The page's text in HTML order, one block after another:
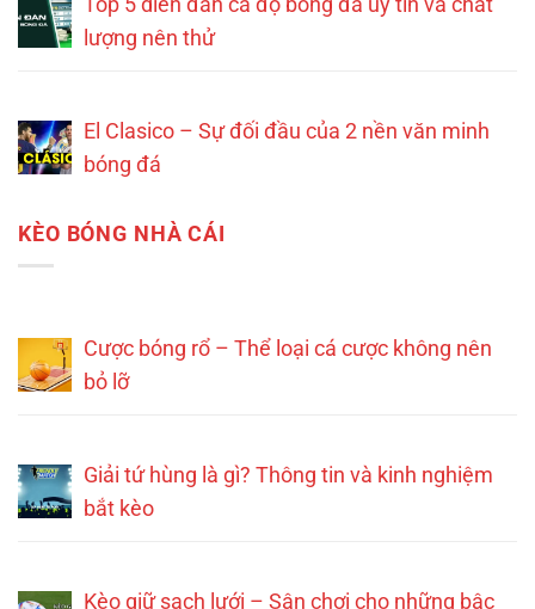
Top 5 diễn đàn cá độ bóng đá uy tín và chất
lượng nên thử
El Clasico – Sự đối đầu của 2 nền văn minh
bóng đá
KÈO BÓNG NHÀ CÁI
Cược bóng rổ – Thể loại cá cược không nên
bỏ lỡ
Giải tứ hùng là gì? Thông tin và kinh nghiệm
bắt kèo
Kèo giữ sạch lưới – Sân chơi cho những bậc